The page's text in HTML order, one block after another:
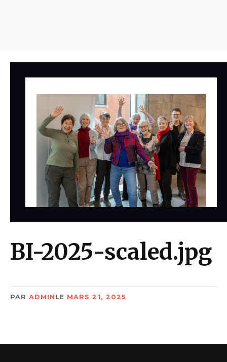
BI-2025-scaled.jpg
PAR ADMIN LE MARS 21, 2025